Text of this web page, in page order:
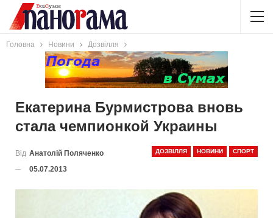
Головна Новини Дозвілля
Екатерина Бурмистрова вновь
стала чемпионкой Украины
ДОЗВІЛЛЯ НОВИНИ СПОРТ
Від Анатолій Поляченко
05.07.2013